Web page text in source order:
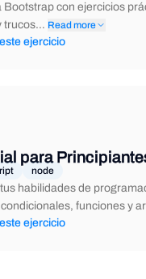
Bootstrap con ejercicios
trucos… Read more
ejercicio
para
node
habilidades de
condicionales, funciones y
ejercicio